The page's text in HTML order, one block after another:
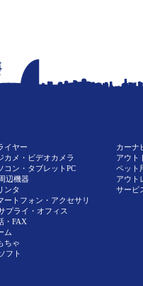
イヤー
カメ・ビデオカメラ
コン・タブレットPC
辺機器
ンタ
ートフォン・アクセサリ
プライ・オフィス
・FAX
ム
ちゃ
フト
カーナ
アウト
ペット
アウト
サービ